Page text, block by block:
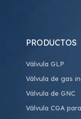
PRODUCTOS
Válvula GLP
Válvula de gas
Válvula de GNC
Válvula CGA